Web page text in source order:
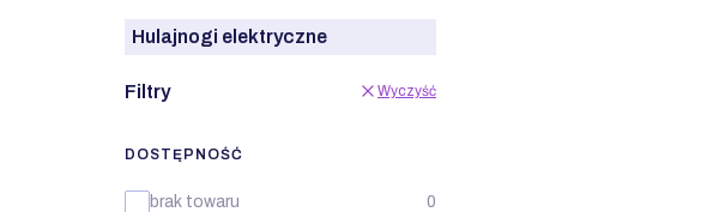
Hulajnogi elektryczne
Filtry Wyczyść
DOSTĘPNOŚĆ
Dostępność
brak towaru 0